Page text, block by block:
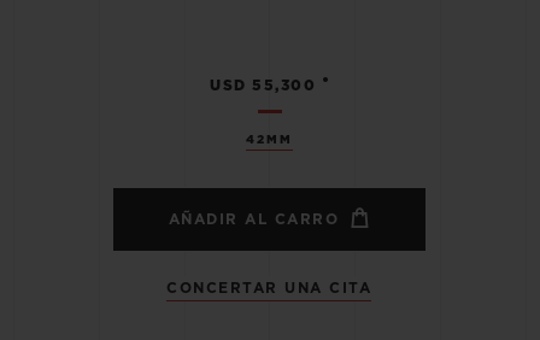
42MM
USD 55,300 •
AÑADIR AL CARRO
CONCERTAR UNA CITA